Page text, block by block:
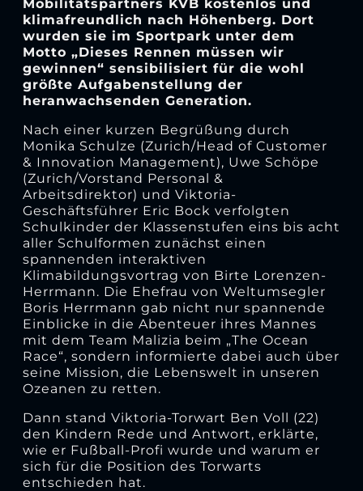
Mobilitätspartners KVB kostenlos und
klimafreundlich nach Höhenberg. Dort
wurden sie im Sportpark unter dem
Motto „Dieses Rennen müssen wir
gewinnen“ sensibilisiert für die wohl
größte Aufgabenstellung der
heranwachsenden Generation.
Nach einer kurzen Begrüßung durch
Monika Schulze (Zurich/Head of Customer
& Innovation Management), Uwe Schöpe
(Zurich/Vorstand Personal &
Arbeitsdirektor) und Viktoria-
Geschäftsführer Eric Bock verfolgten
Schulkinder der Klassenstufen eins bis acht
aller Schulformen zunächst einen
spannenden interaktiven
Klimabildungsvortrag von Birte Lorenzen-
Herrmann. Die Ehefrau von Weltumsegler
Boris Herrmann gab nicht nur spannende
Einblicke in die Abenteuer ihres Mannes
mit dem Team Malizia beim „The Ocean
Race“, sondern informierte dabei auch über
seine Mission, die Lebenswelt in unseren
Ozeanen zu retten.
Dann stand Viktoria-Torwart Ben Voll (22)
den Kindern Rede und Antwort, erklärte,
wie er Fußball-Profi wurde und warum er
sich für die Position des Torwarts
entschieden hat.